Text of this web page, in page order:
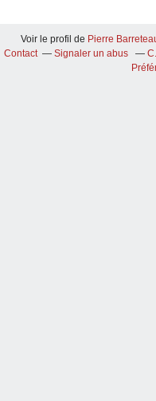
Voir le profil de Pierre
Contact
Signaler un abus